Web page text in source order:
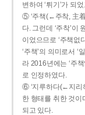
변하여 ‘튀기’가 되
⑤ ‘주책(←주착, 主着
다. 그런데 ‘주착’이
이었으므로 ‘주책없
‘주책’의 의미로서 ‘
라 2016년에는 ‘주
로 인정하였다.
⑥ ‘지루하다(←지리
한 형태를 취한 것이
되고 있다.